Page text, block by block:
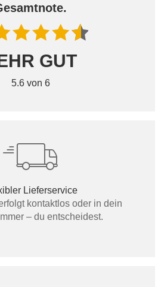
GUT
5.6 von 6
Lieferservice
kontaktlos oder in dein
– du entscheidest.